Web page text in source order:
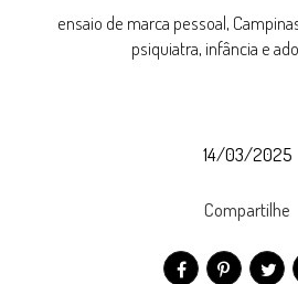
ensaio de marca pessoal,
psiquiatra, infância e
14/03/2025
Compartilhe